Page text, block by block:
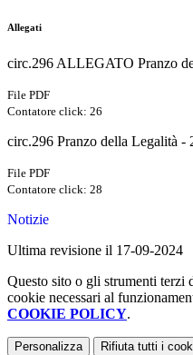
Allegati
circ.296 ALLEGATO Pranzo
File PDF
Contatore click: 26
circ.296 Pranzo della Legalità -
File PDF
Contatore click: 28
Notizie
Ultima revisione il 17-09-2024
Questo sito o gli strumenti terzi
cookie necessari al
COOKIE POLICY.
Personalizza Rifiuta tutti i